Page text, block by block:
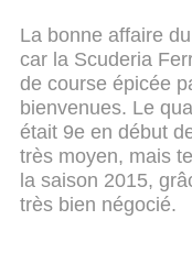
La bonne affaire
car la Scuderia
de course épicée
bienvenues. Le
était 9e en début
très moyen, mais
la saison 2015,
très bien négocié.